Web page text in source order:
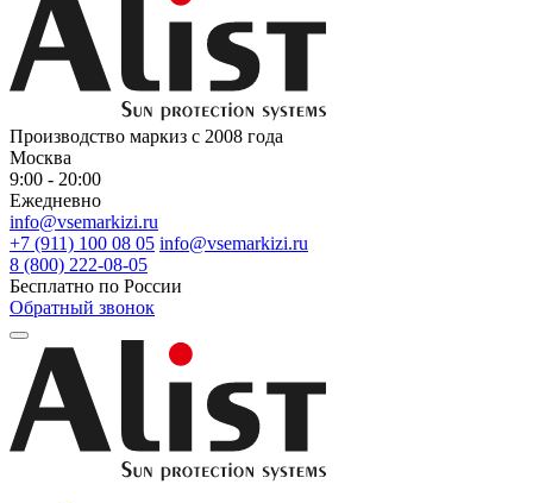
content
Производство маркиз с 2008 года
Москва
9:00 - 20:00
Ежедневно
info@vsemarkizi.ru
+7 (911) 100 08 05 info@vsemarkizi.ru
8 (800) 222-08-05
Бесплатно по России
Обратный звонок